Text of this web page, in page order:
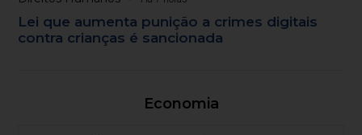
Lei que aumenta punição a crimes digitais
contra crianças é sancionada
Economia